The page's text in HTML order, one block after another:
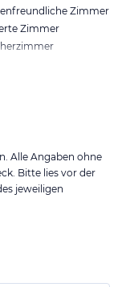
Zimmer
Zimmer
Alle Angaben ohne
Bitte lies vor der
jeweiligen